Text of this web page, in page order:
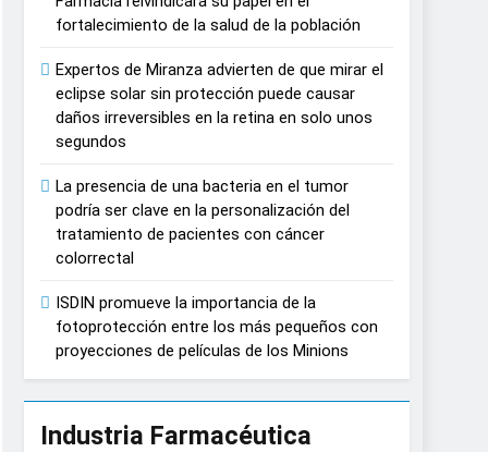
playas y otros espacios al aire
estratégica y modernización
muscular del deportista
fortalecimiento de la salud de la población
Expertos de Miranza advierten de que mirar el
eclipse solar sin protección puede causar
daños irreversibles en la retina en solo unos
segundos
La presencia de una bacteria en el tumor
podría ser clave en la personalización del
tratamiento de pacientes con cáncer
colorrectal
ISDIN promueve la importancia de la
fotoprotección entre los más pequeños con
proyecciones de películas de los Minions
Industria Farmacéutica